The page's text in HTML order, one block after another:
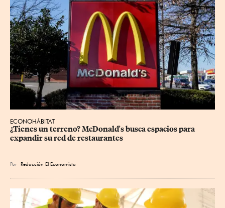
ECONOHÁBITAT
¿Tienes un terreno? McDonald's busca espacios para
expandir su red de restaurantes
Por Redacción El Economista